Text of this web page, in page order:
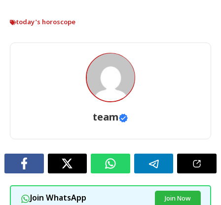
today's horoscope
team
Join WhatsApp Join Now